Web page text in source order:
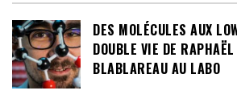
DES MOLÉCULES AUX
DOUBLE VIE DE
BLABLAREAU AU LABO